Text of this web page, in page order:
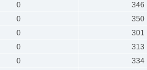
0 346
0 350
0 301
0 313
0 334